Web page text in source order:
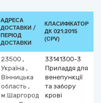
АДРЕСА
ДОСТАВКИ /
ПЕРІОД
ДОСТАВКИ
КЛАСИФІКАТОР
ДК 021:2015
(CPV)
23500 ,
Україна ,
Вінницька
область ,
м.Шаргород
33141300-3
Приладдя для
венепункції
та забору
крові